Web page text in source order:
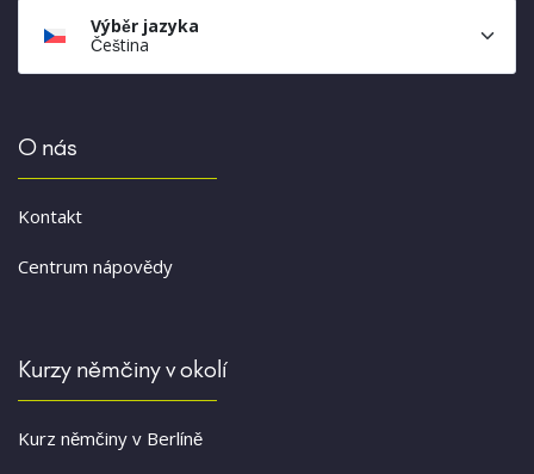
Výběr jazyka
Čeština
O nás
Kontakt
Centrum nápovědy
Kurzy němčiny v okolí
Kurz němčiny v Berlíně